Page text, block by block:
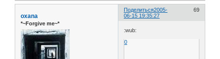
Поделиться 69
2005-
06-15 19:35:27
oxana
*~Forgive me~*
:wub:
0